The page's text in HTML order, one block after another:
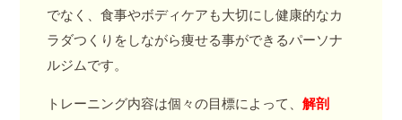
でなく、食事やボディケアも大切にし健康的なカ
ラダつくりをしながら痩せる事ができるパーソナ
ルジムです。
トレーニング内容は個々の目標によって、 解剖